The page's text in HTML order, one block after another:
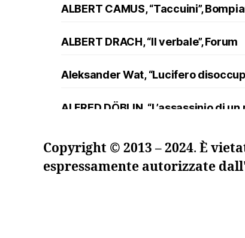
ALBERT CAMUS, “Taccuini”,
ALBERT DRACH, “Il verbale”, Forum
Aleksander Wat, “Lucifero
ALFRED DÖBLIN, “L’assassinio di
Andreev, “Lazzaro e altre novelle”
ANDRZEJ KUŚNIEWICZ, “Lezione
Copyright © 2013 – 2024. È
espressamente autorizzate